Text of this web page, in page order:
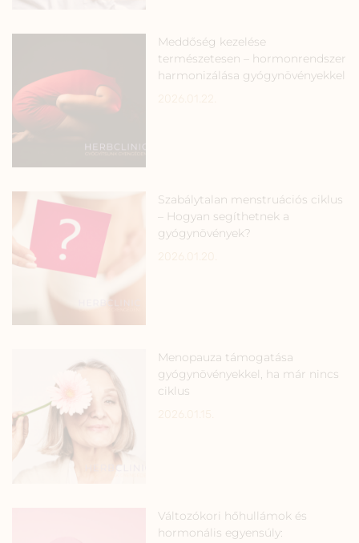
Meddőség kezelése
természetesen – hormonrendszer
harmonizálása gyógynövényekkel
Szabálytalan menstruációs ciklus
– Hogyan segíthetnek a
gyógynövények?
Menopauza támogatása
gyógynövényekkel, ha már nincs
ciklus
Változókori hőhullámok és
hormonális egyensúly: